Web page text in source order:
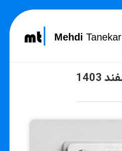
MehdiTanekar